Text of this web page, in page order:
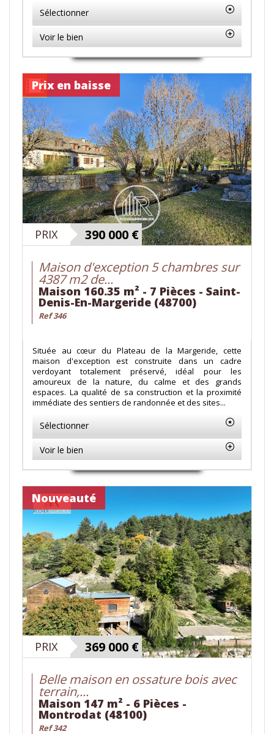
Sélectionner
Voir le bien
Prix en baisse
PRIX 390 000 €
Maison d'exception 5 chambres sur
4387 m2 de...
Maison 160.35 m² - 7 Pièces - Saint-
Denis-En-Margeride (48700)
Ref 346
Située au cœur du Plateau de la Margeride, cette
maison d'exception est construite dans un cadre
verdoyant totalement préservé, idéal pour les
amoureux de la nature, du calme et des grands
espaces. La qualité de sa construction et la proximité
immédiate des sentiers de randonnée et des sites...
Sélectionner
Voir le bien
Nouveauté
PRIX 369 000 €
Belle maison en ossature bois avec
terrain,...
Maison 147 m² - 6 Pièces -
Montrodat (48100)
Ref 342